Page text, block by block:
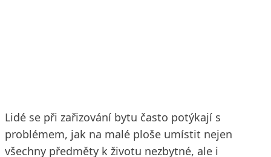
Lidé se při zařizování bytu často potýkají s
problémem, jak na malé ploše umístit nejen
všechny předměty k životu nezbytné, ale i